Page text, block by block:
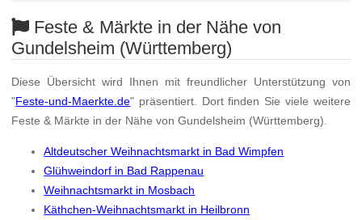
Feste & Märkte in der Nähe von
Gundelsheim (Württemberg)
Diese Übersicht wird Ihnen mit freundlicher Unterstützung von
"Feste-und-Maerkte.de" präsentiert. Dort finden Sie viele weitere
Feste & Märkte in der Nähe von Gundelsheim (Württemberg).
Altdeutscher Weihnachtsmarkt in Bad Wimpfen
Glühweindorf in Bad Rappenau
Weihnachtsmarkt in Mosbach
Käthchen-Weihnachtsmarkt in Heilbronn